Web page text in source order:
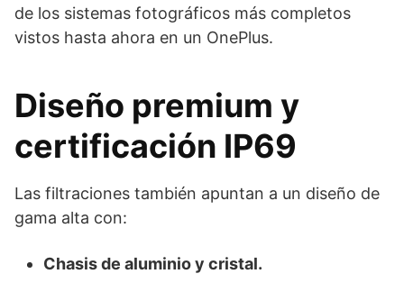
de los sistemas fotográficos más completos
vistos hasta ahora en un OnePlus.
Diseño premium y
certificación IP69
Las filtraciones también apuntan a un diseño de
gama alta con:
Chasis de aluminio y cristal.